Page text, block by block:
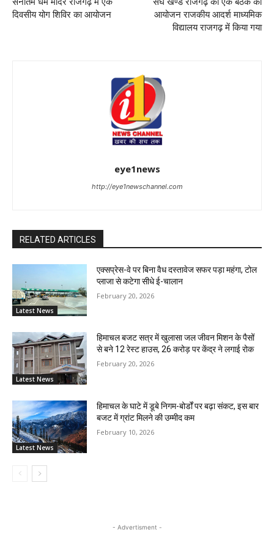
दिवसीय योग शिविर का आयोजन
आयोजन राजकीय आदर्श माध्यमिक
विद्यालय राजगढ़ में किया गया
eye1news
http://eye1newschannel.com
RELATED ARTICLES
Latest News
एक्सप्रेस-वे पर बिना वैध दस्तावेज सफर पड़ा महंगा, टोल
प्लाजा से कटेगा सीधे ई-चालान
February 20, 2026
Latest News
हिमाचल बजट सत्र में खुलासा जल जीवन मिशन के पैसों
से बने 12 रेस्ट हाउस, 26 करोड़ पर केंद्र ने लगाई रोक
February 20, 2026
Latest News
हिमाचल के घाटे में डूबे निगम-बोर्डों पर बढ़ा संकट, इस बार
बजट में ग्रांट मिलने की उम्मीद कम
February 10, 2026
- Advertisment -